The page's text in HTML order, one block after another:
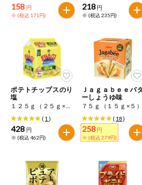
自動注文システム登録
自動注文システム登録を確認する
自動注文システム登録を修正する
くらしの定番品（毎週企画）
専門ショップサイト
パルコープ・よどがわ生協のサービス
飲料
酒・ノンアル
コール
切り花・仏花
ティッシュ・
トイレットペ
ーパー
衛生・生理用
品
キッチン用品
洗濯・バス・
キウイフルーツ 牛肉
さけ さば ゼラチ
バナナ 豚肉
マカダミアナッツ もも
アレルゲン情報は、商品企画時の情報
158 円
※ (税込 171円)
218 円
※ (税込 235円)
ポテトチップスのり
塩
１２５ｇ（２５ｇ×５）
( 1 )
428 円
※ (税込 462円)
Ｊａｇａｂｅｅバ
ーしょうゆ味
７５ｇ（１５ｇ×５）
( 18)
258 円
※ (税込 279円)